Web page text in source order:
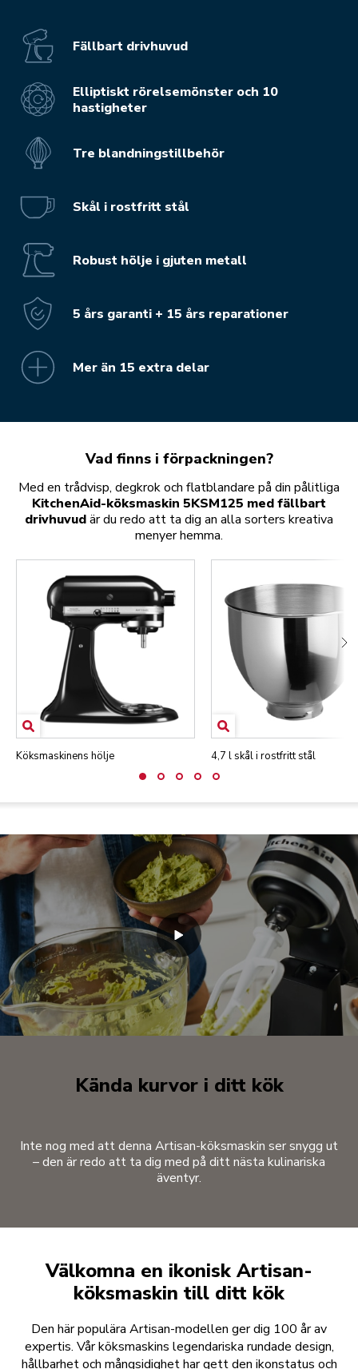
Fällbart drivhuvud
Elliptiskt rörelsemönster och 10
hastigheter
Tre blandningstillbehör
Skål i rostfritt stål
Robust hölje i gjuten metall
5 års garanti + 15 års reparationer
Mer än 15 extra delar
Vad finns i förpackningen?
Med en trådvisp, degkrok och flatblandare på din pålitliga
KitchenAid-köksmaskin 5KSM125 med fällbart
drivhuvudär du redo att ta dig an alla sorters kreativa
menyer hemma.
Köksmaskinens hölje 4,7 l skål i rostfritt stål
Kända kurvor i ditt kök
Inte nog med att denna Artisan-köksmaskin ser snygg ut
– den är redo att ta dig med på ditt nästa kulinariska
äventyr.
Välkomna en ikonisk Artisan-
köksmaskin till ditt kök
Den här populära Artisan-modellen ger dig 100 år av
expertis. Vår köksmaskins legendariska rundade design,
hållbarhet och mångsidighet har gett den ikonstatus och